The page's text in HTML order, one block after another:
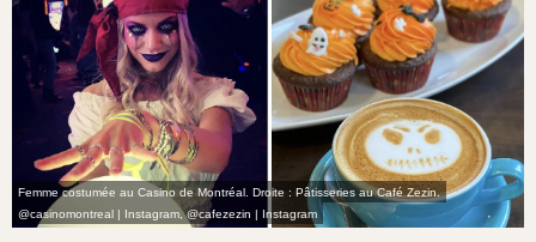
Femme costumée au Casino de Montréal. Droite : Pâtisseries au Café Zezin.
@casinomontreal | Instagram,@cafezezin | Instagram